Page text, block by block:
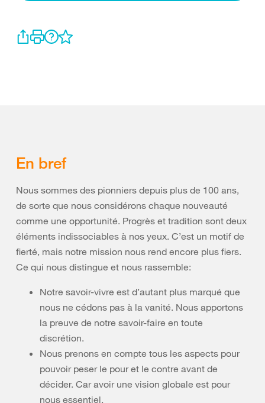
En bref
Nous sommes des pionniers depuis plus de 100 ans,
de sorte que nous considérons chaque nouveauté
comme une opportunité. Progrès et tradition sont deux
éléments indissociables à nos yeux. C’est un motif de
fierté, mais notre mission nous rend encore plus fiers.
Ce qui nous distingue et nous rassemble:
Notre savoir-vivre est d’autant plus marqué que
nous ne cédons pas à la vanité. Nous apportons
la preuve de notre savoir-faire en toute
discrétion.
Nous prenons en compte tous les aspects pour
pouvoir peser le pour et le contre avant de
décider. Car avoir une vision globale est pour
nous essentiel.